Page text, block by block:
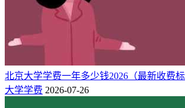
北京大学学费一年多少钱2026（最新收费标
大学学费 2026-07-26